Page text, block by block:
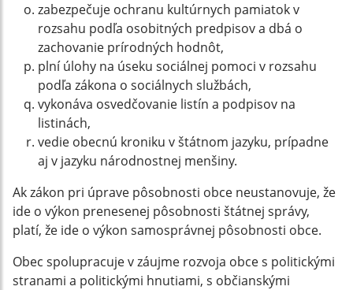
zabezpečuje ochranu kultúrnych pamiatok v
rozsahu podľa osobitných predpisov a dbá o
zachovanie prírodných hodnôt,
plní úlohy na úseku sociálnej pomoci v rozsahu
podľa zákona o sociálnych službách,
vykonáva osvedčovanie listín a podpisov na
listinách,
vedie obecnú kroniku v štátnom jazyku, prípadne
aj v jazyku národnostnej menšiny.
Ak zákon pri úprave pôsobnosti obce neustanovuje, že
ide o výkon prenesenej pôsobnosti štátnej správy,
platí, že ide o výkon samosprávnej pôsobnosti obce.
Obec spolupracuje v záujme rozvoja obce s politickými
stranami a politickými hnutiami, s občianskými